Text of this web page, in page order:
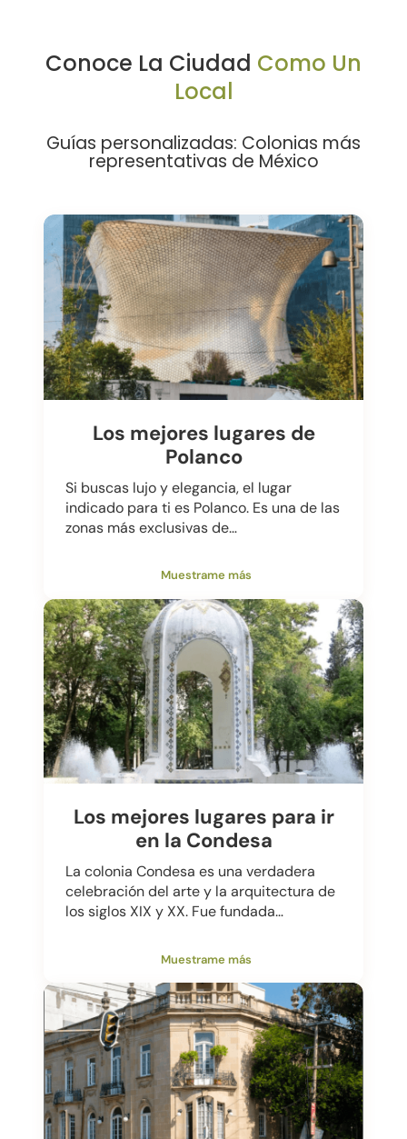
Conoce La Ciudad Como Un
Local
Guías personalizadas: Colonias más
representativas de México
Los mejores lugares de
Polanco
Si buscas lujo y elegancia, el lugar
indicado para ti es Polanco. Es una de las
zonas más exclusivas de…
Muestrame más
Los mejores lugares para ir
en la Condesa
La colonia Condesa es una verdadera
celebración del arte y la arquitectura de
los siglos XIX y XX. Fue fundada…
Muestrame más